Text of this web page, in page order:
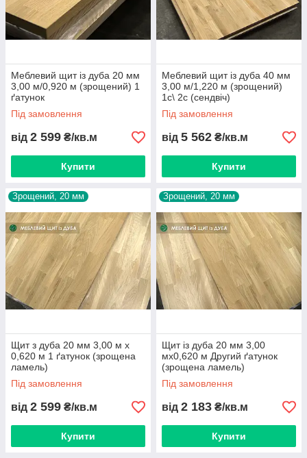
Україні відправляємо транспортними компаніями.
Надаємо додаткову послугу транспортної (чорнової)
порізки.
Фактичні розміри уточнюйте у менеджера
Меблевий щит відвантажується після 100% оплати
Меблевий щит із дуба 20 мм
3,00 м/0,920 м (зрощений) 1
ґатунок
Під замовлення
від 2 599 ₴/кв.м
Купити
Меблевий щит із дуба 40 мм
3,00 м/1,220 м (зрощений)
1с\ 2с (сендвіч)
Під замовлення
від 5 562 ₴/кв.м
Купити
Зрощений, 20 мм
Щит з дуба 20 мм 3,00 м х
0,620 м 1 ґатунок (зрощена
ламель)
Під замовлення
від 2 599 ₴/кв.м
Купити
Зрощений, 20 мм
Щит із дуба 20 мм 3,00
мх0,620 м Другий ґатунок
(зрощена ламель)
Під замовлення
від 2 183 ₴/кв.м
Купити